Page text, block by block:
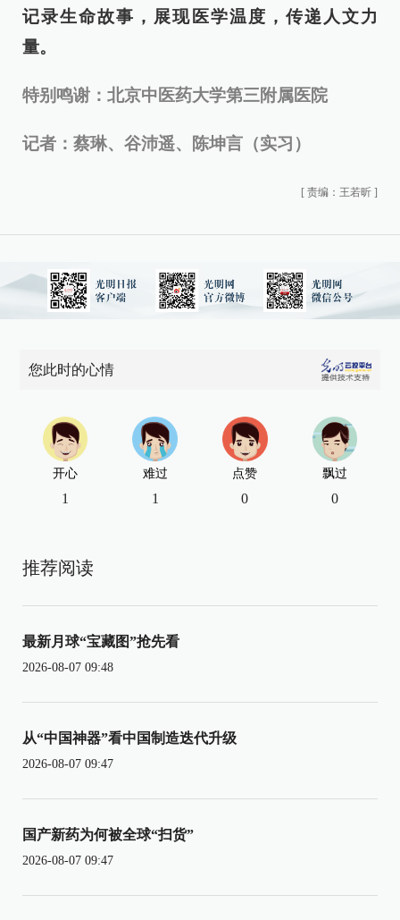
记录生命故事，展现医学温度，传递人文力
量。
特别鸣谢：北京中医药大学第三附属医院
记者：蔡琳、谷沛遥、陈坤言（实习）
[ 责编：王若昕 ]
您此时的心情
开心
1
难过
1
点赞
0
飘过
0
推荐阅读
最新月球“宝藏图”抢先看
2026-08-07 09:48
从“中国神器”看中国制造迭代升级
2026-08-07 09:47
国产新药为何被全球“扫货”
2026-08-07 09:47